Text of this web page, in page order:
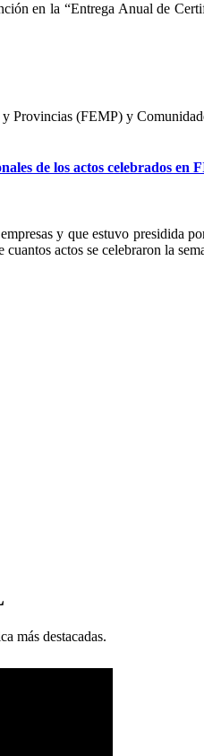
en la “Entrega Anual de
Provincias (FEMP) y
de los actos celebrados en
y que estuvo
actos se celebraron la
más destacadas.